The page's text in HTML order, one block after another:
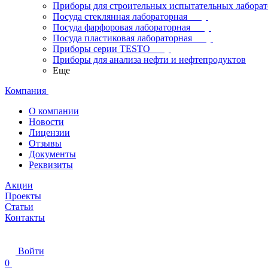
Приборы для строительных испытательных
Посуда стеклянная лабораторная
Посуда фарфоровая лабораторная
Посуда пластиковая лабораторная
Приборы серии TESTO
Приборы для анализа нефти и нефтепродуктов
Еще
Компания
О компании
Новости
Лицензии
Отзывы
Документы
Реквизиты
Акции
Проекты
Статьи
Контакты
Войти
0